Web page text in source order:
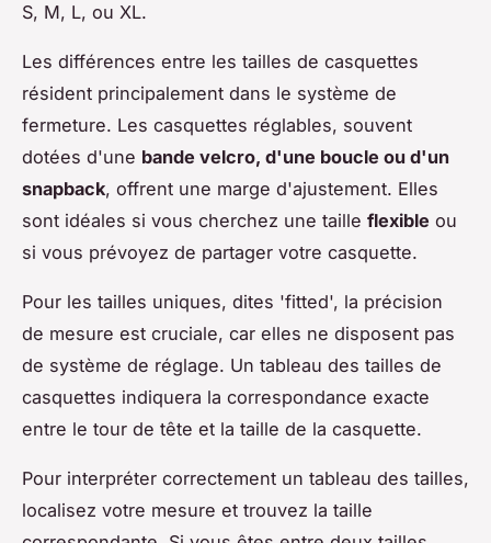
S, M, L, ou XL.
Les différences entre les tailles de casquettes
résident principalement dans le système de
fermeture. Les casquettes réglables, souvent
dotées d'une bande velcro, d'une boucle ou d'un
snapback, offrent une marge d'ajustement. Elles
sont idéales si vous cherchez une taille flexible ou
si vous prévoyez de partager votre casquette.
Pour les tailles uniques, dites 'fitted', la précision
de mesure est cruciale, car elles ne disposent pas
de système de réglage. Un tableau des tailles de
casquettes indiquera la correspondance exacte
entre le tour de tête et la taille de la casquette.
Pour interpréter correctement un tableau des tailles,
localisez votre mesure et trouvez la taille